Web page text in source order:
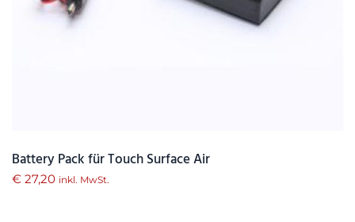
Battery Pack für Touch Surface Air
€ 27,20 inkl. MwSt.